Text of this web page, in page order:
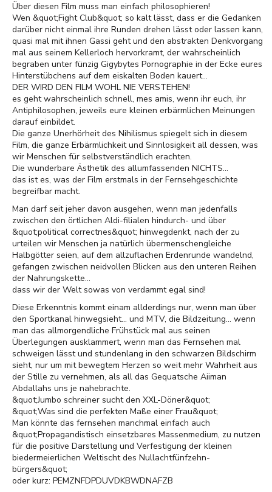
Über diesen Film muss man einfach philosophieren!
Wen &quot;Fight Club&quot; so kalt lässt, dass er die Gedanken
darüber nicht einmal ihre Runden drehen lässt oder lassen kann,
quasi mal mit ihnen Gassi geht und den abstrakten Denkvorgang
mal aus seinem Kellerloch hervorkramt, der wahrscheinlich
begraben unter fünzig Gigybytes Pornographie in der Ecke eures
Hinterstübchens auf dem eiskalten Boden kauert...
DER WIRD DEN FILM WOHL NIE VERSTEHEN!
es geht wahrscheinlich schnell, mes amis, wenn ihr euch, ihr
Antiphilosophen, jeweils eure kleinen erbärmlichen Meinungen
darauf einbildet.
Die ganze Unerhörheit des Nihilismus spiegelt sich in diesem
Film, die ganze Erbärmlichkeit und Sinnlosigkeit all dessen, was
wir Menschen für selbstverständlich erachten.
Die wunderbare Ästhetik des allumfassenden NICHTS...
das ist es, was der Film erstmals in der Fernsehgeschichte
begreifbar macht.
Man darf seit jeher davon ausgehen, wenn man jedenfalls
zwischen den örtlichen Aldi-filialen hindurch- und über
&quot;political correctnes&quot; hinwegdenkt, nach der zu
urteilen wir Menschen ja natürlich übermenschengleiche
Halbgötter seien, auf dem allzuflachen Erdenrunde wandelnd,
gefangen zwischen neidvollen Blicken aus den unteren Reihen
der Nahrungskette...
dass wir der Welt sowas von verdammt egal sind!
Diese Erkenntnis kommt einam allderdings nur, wenn man über
den Sportkanal hinwegsieht... und MTV, die Bildzeitung... wenn
man das allmorgendliche Frühstück mal aus seinen
Überlegungen ausklammert, wenn man das Fernsehen mal
schweigen lässt und stundenlang in den schwarzen Bildschirm
sieht, nur um mit bewegtem Herzen so weit mehr Wahrheit aus
der Stille zu vernehmen, als all das Gequatsche Aiiman
Abdallahs uns je nahebrachte.
&quot;Jumbo schreiner sucht den XXL-Döner&quot;
&quot;Was sind die perfekten Maße einer Frau&quot;
Man könnte das fernsehen manchmal einfach auch
&quot;Propagandistisch einsetzbares Massenmedium, zu nutzen
für die positive Darstellung und Verfestigung der kleinen
biedermeierlichen Weltischt des Nullachtfünfzehn-
bürgers&quot;
oder kurz: PEMZNFDPDUVDKBWDNAFZB